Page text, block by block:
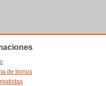
de bonus